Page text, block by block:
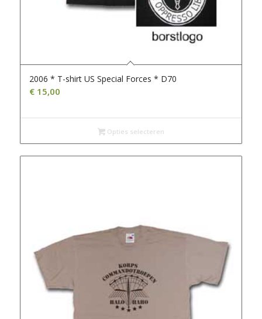
2006 * T-shirt US Special Forces * D70
€15,00
Opties selecteren